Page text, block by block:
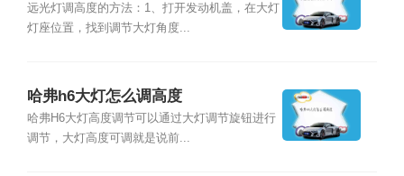
远光灯调高度的方法：1、打开发动机盖，在大灯
灯座位置，找到调节大灯角度...
哈弗h6大灯怎么调高度
哈弗H6大灯高度调节可以通过大灯调节旋钮进行
调节，大灯高度可调就是说前...